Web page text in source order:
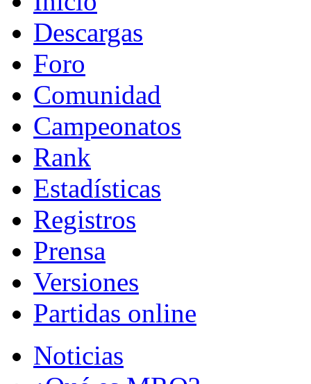
Descargas
Foro
Comunidad
Campeonatos
Rank
Estadísticas
Registros
Prensa
Versiones
Partidas online
Noticias